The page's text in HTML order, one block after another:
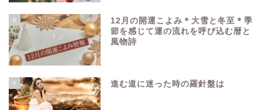
8
12月の開運こよみ＊大雪と冬至＊季
節を感じて運の流れを呼び込む暦と
風物詩
9 進む道に迷った時の羅針盤は